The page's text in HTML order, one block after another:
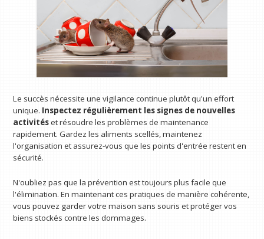
Le succès nécessite une vigilance continue plutôt qu'un effort
unique. Inspectez régulièrement les signes de nouvelles
activitéset résoudre les problèmes de maintenance
rapidement. Gardez les aliments scellés, maintenez
l'organisation et assurez-vous que les points d'entrée restent en
sécurité.
N'oubliez pas que la prévention est toujours plus facile que
l'élimination. En maintenant ces pratiques de manière cohérente,
vous pouvez garder votre maison sans souris et protéger vos
biens stockés contre les dommages.